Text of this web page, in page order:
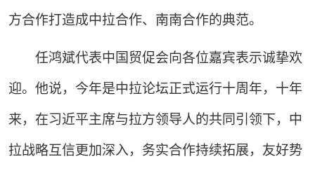
方合作打造成中拉合作、南南合作的典范。
任鸿斌代表中国贸促会向各位嘉宾表示诚挚欢
迎。他说，今年是中拉论坛正式运行十周年，十年
来，在习近平主席与拉方领导人的共同引领下，中
拉战略互信更加深入，务实合作持续拓展，友好势